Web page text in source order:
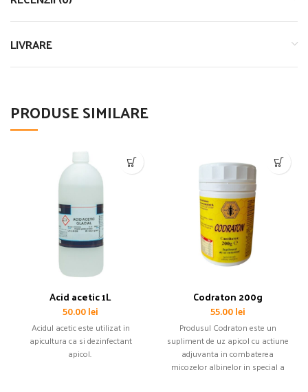
LIVRARE
PRODUSE SIMILARE
Acid acetic 1L
50.00lei
Acidul acetic este utilizat in
apicultura ca si dezinfectant
apicol.
Codraton 200g
55.00lei
Produsul Codraton este un
supliment de uz apicol cu actiune
adjuvanta in combaterea
micozelor albinelor in special a